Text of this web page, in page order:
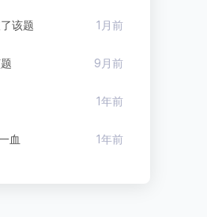
该题 1月前
9月前
1年前
血 1年前